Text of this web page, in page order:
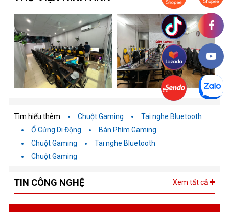
Tìm hiểu thêm Chuột Gaming
Tai nghe Bluetooth
Ổ Cứng Di Động
Bàn Phím Gaming
Chuột Gaming
Tai nghe Bluetooth
Chuột Gaming
TIN CÔNG NGHỆ Xem tất cả